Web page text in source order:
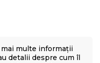
multe informații
detalii despre cum îl